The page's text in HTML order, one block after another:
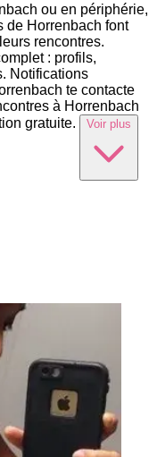
ou en périphérie,
de Horrenbach font
rencontres.
: profils,
Notifications
te contacte
à Horrenbach
gratuite.
Voir plus